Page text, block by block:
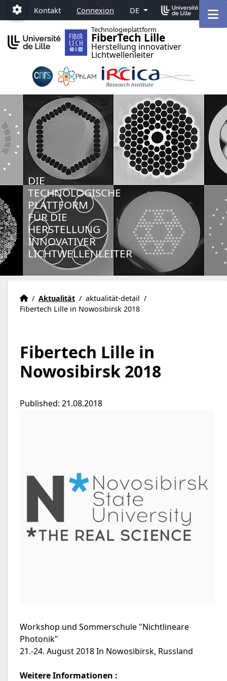
Accéder au menu principal
Accéder au contenu
Paramétrage
Kontakt Connexion DE
Technologieplattform
FiberTech Lille
Herstellung innovativer
Lichtwellenleiter
DIE
TECHNOLOGISCHE
PLATTFORM
FÜR DIE
HERSTELLUNG
INNOVATIVER
LICHTWELLENLEITER
Zuhause
Accueil
/ Aktualität / aktualität-detail /
Fibertech Lille in Nowosibirsk 2018
Fibertech Lille in
Nowosibirsk 2018
Published: 21.08.2018
Workshop und Sommerschule "Nichtlineare
Photonik"
21.-24. August 2018 In Nowosibirsk, Russland
Weitere Informationen :